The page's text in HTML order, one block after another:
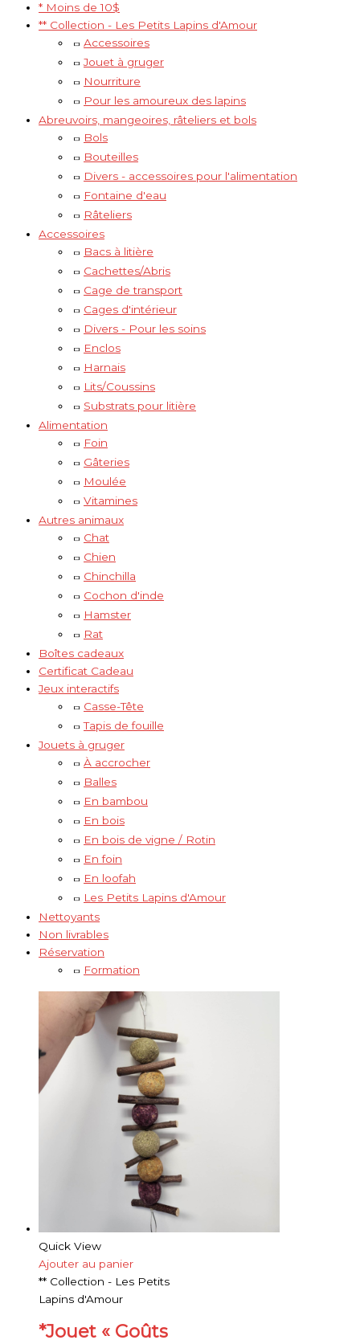
* Moins de 10$
** Collection - Les Petits Lapins d'Amour
Accessoires
Jouet à gruger
Nourriture
Pour les amoureux des lapins
Abreuvoirs, mangeoires, râteliers et bols
Bols
Bouteilles
Divers - accessoires pour l'alimentation
Fontaine d'eau
Râteliers
Accessoires
Bacs à litière
Cachettes/Abris
Cage de transport
Cages d'intérieur
Divers - Pour les soins
Enclos
Harnais
Lits/Coussins
Substrats pour litière
Alimentation
Foin
Gâteries
Moulée
Vitamines
Autres animaux
Chat
Chien
Chinchilla
Cochon d'inde
Hamster
Rat
Boîtes cadeaux
Certificat Cadeau
Jeux interactifs
Casse-Tête
Tapis de fouille
Jouets à gruger
À accrocher
Balles
En bambou
En bois
En bois de vigne / Rotin
En foin
En loofah
Les Petits Lapins d'Amour
Nettoyants
Non livrables
Réservation
Formation
Quick View
Ajouter au panier
** Collection - Les Petits
Lapins d'Amour
*Jouet « Goûts